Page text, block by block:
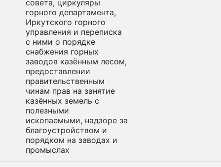
совета, циркуляры
горного департамента,
Иркутского горного
управления и переписка
с ними о порядке
снабжения горных
заводов казённым лесом,
предоставлении
правительственным
чинам прав на занятие
казённых земель с
полезными
ископаемыми, надзоре за
благоустройством и
порядком на заводах и
промыслах